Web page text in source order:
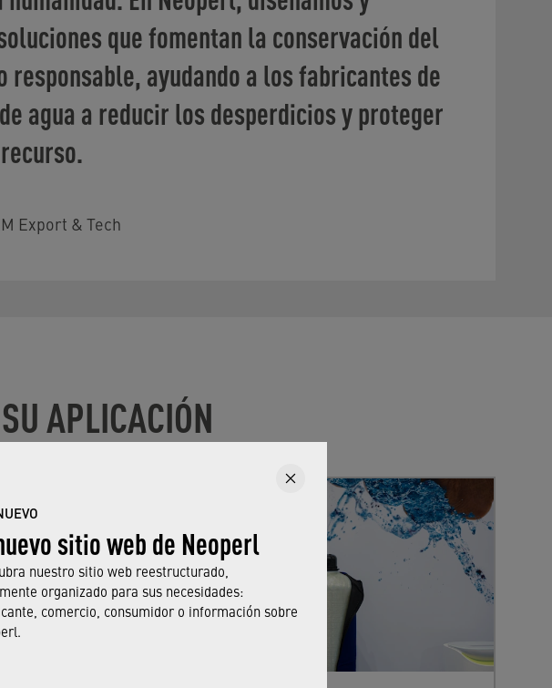
sitio web de Neoperl
nuestro sitio web reestructurado,
organizado para sus necesidades:
comercio, consumidor o información sobre
que fomentan la conservación del
responsable, ayudando a los fabricantes de
agua a reducir los desperdicios y proteger
Export & Tech
APLICACIÓN